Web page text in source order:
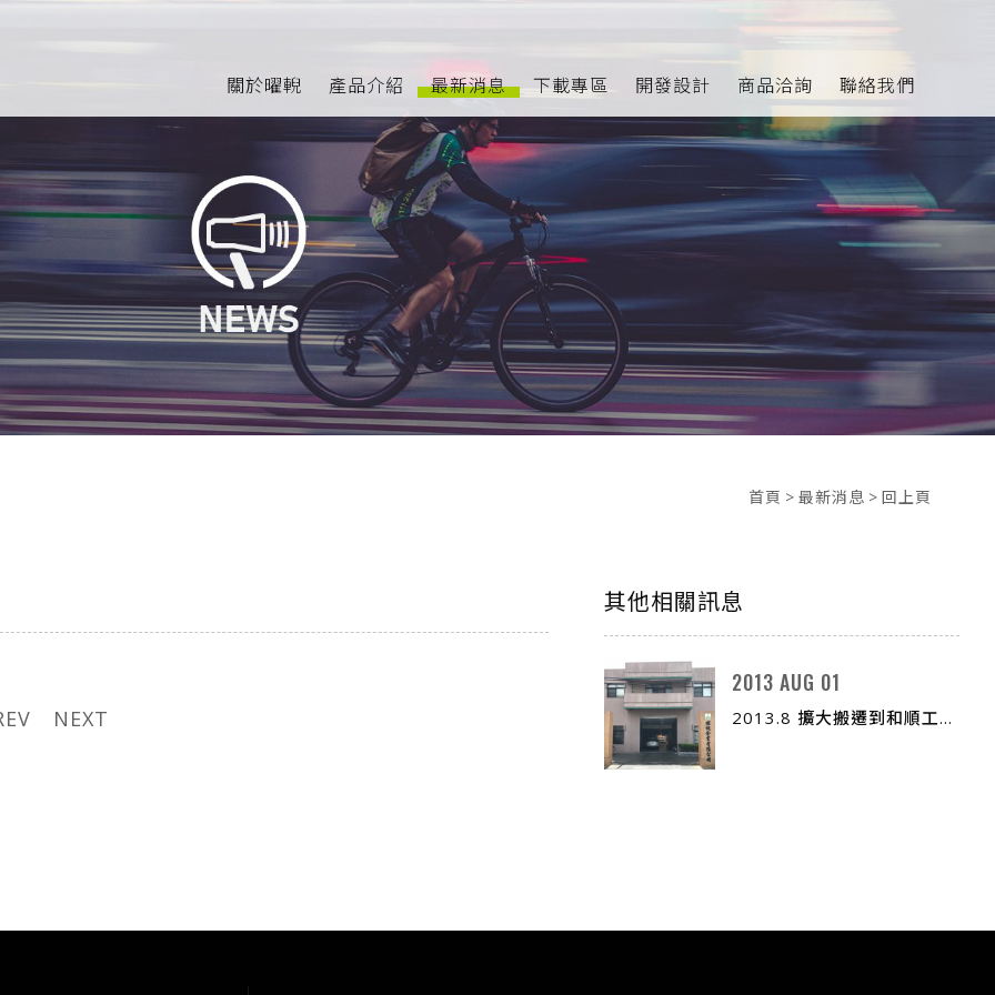
關於曜輗 產品介紹 最新消息 下載專區 開發設計 商品洽詢 聯絡我們
首頁 > 最新消息 > 回上頁
NEXT
其他相關訊息
2013 AUG 01
2013.8 擴大搬遷到和順工...